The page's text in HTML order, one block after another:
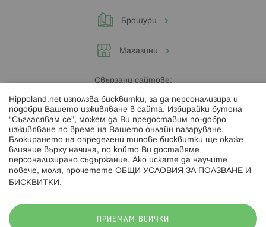
Брошури
Магазини
Свързани сайтове:
Hippoland.ro
Последвайте ни:
Hippoland.net използва бисквитки, за да персонализира и
подобри Вашето изживяване в сайта. Избирайки бутона
“Съгласявам се”, можем да Ви предоставим по-добро
изживяване по време на Вашето онлайн пазаруване.
Блокирането на определени типове бисквитки ще окаже
влияние върху начина, по който Ви доставяме
персонализирано съдържание. Ако искате да научите
повече, моля, прочетете ОБЩИ УСЛОВИЯ ЗА ПОЛЗВАНЕ И
БИСКВИТКИ .
ПРИЕМАМ ВСИЧКИ